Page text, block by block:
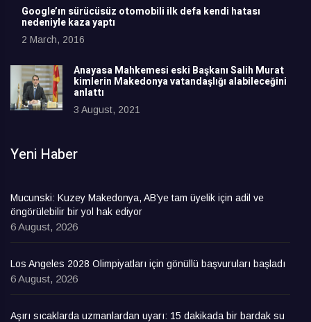
Google’ın sürücüsüz otomobili ilk defa kendi hatası
nedeniyle kaza yaptı
2 March, 2016
Anayasa Mahkemesi eski Başkanı Salih Murat
kimlerin Makedonya vatandaşlığı alabileceğini
anlattı
3 August, 2021
Yeni Haber
Mucunski: Kuzey Makedonya, AB’ye tam üyelik için adil ve
öngörülebilir bir yol hak ediyor
6 August, 2026
Los Angeles 2028 Olimpiyatları için gönüllü başvuruları başladı
6 August, 2026
Aşırı sıcaklarda uzmanlardan uyarı: 15 dakikada bir bardak su